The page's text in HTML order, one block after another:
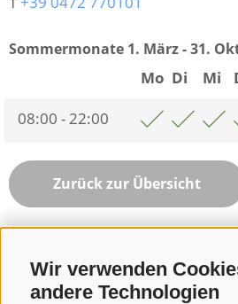
Wir verwenden
andere Technologien
Sommermonate 1. März - 31.
Mo Di Mi
08:00 - 22:00
Zurück zur Übersicht